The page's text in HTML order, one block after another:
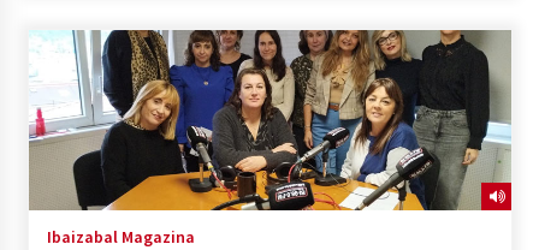
Ibaizabal Magazina